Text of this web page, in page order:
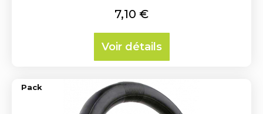
Prix
7,10 €
Voir détails
Pack